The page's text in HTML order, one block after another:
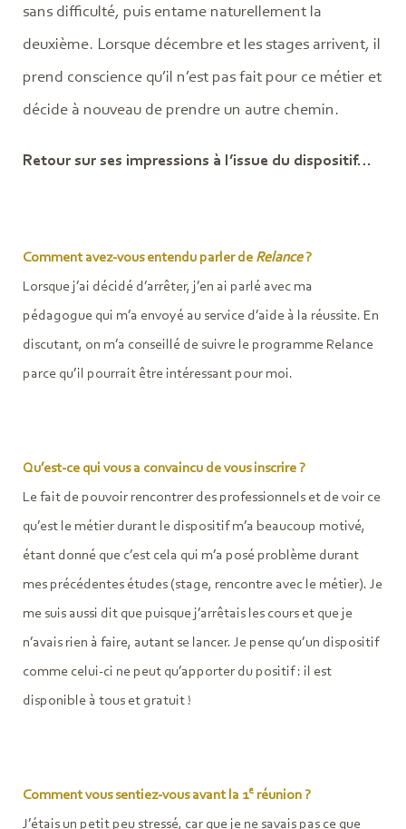
sans difficulté, puis entame naturellement la
deuxième. Lorsque décembre et les stages arrivent, il
prend conscience qu’il n’est pas fait pour ce métier et
décide à nouveau de prendre un autre chemin.
Retour sur ses impressions à l’issue du dispositif…
Comment avez-vous entendu parler de Relance?
Lorsque j’ai décidé d’arrêter, j’en ai parlé avec ma
pédagogue qui m’a envoyé au service d’aide à la réussite. En
discutant, on m’a conseillé de suivre le programme Relance
parce qu’il pourrait être intéressant pour moi.
Qu’est-ce qui vous a convaincu de vous inscrire ?
Le fait de pouvoir rencontrer des professionnels et de voir ce
qu’est le métier durant le dispositif m’a beaucoup motivé,
étant donné que c’est cela qui m’a posé problème durant
mes précédentes études (stage, rencontre avec le métier). Je
me suis aussi dit que puisque j’arrêtais les cours et que je
n’avais rien à faire, autant se lancer. Je pense qu’un dispositif
comme celui-ci ne peut qu’apporter du positif : il est
disponible à tous et gratuit !
Comment vous sentiez-vous avant la 1e réunion ?
J’étais un petit peu stressé, car que je ne savais pas ce que